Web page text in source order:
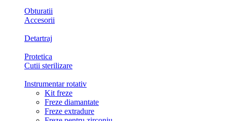
Obturatii
Accesorii
Detartraj
Protetica
Cutii sterilizare
Instrumentar rotativ
Kit freze
Freze diamantate
Freze extradure